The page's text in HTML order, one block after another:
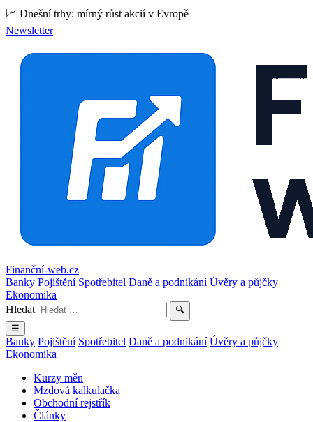
📈 Dnešní trhy: mírný růst akcií v Evropě
Newsletter
Finanční-web.cz
Banky Pojištění Spotřebitel Daně a podnikání Úvěry a půjčky
Ekonomika
Hledat
🔍
☰
Banky Pojištění Spotřebitel Daně a podnikání Úvěry a půjčky
Ekonomika
Kurzy měn
Mzdová kalkulačka
Obchodní rejstřík
Články